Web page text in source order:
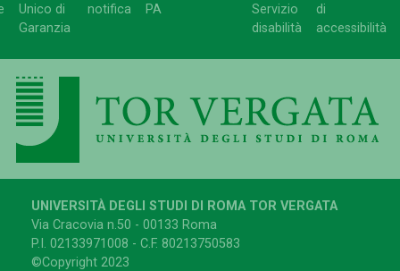
Unico di
Garanzia
notifica
PA
Servizio
disabilità
di
accessibilità
UNIVERSITÀ DEGLI STUDI DI ROMA TOR VERGATA
Via Cracovia n.50 - 00133 Roma
P.I. 02133971008 - C.F. 80213750583
©Copyright 2023